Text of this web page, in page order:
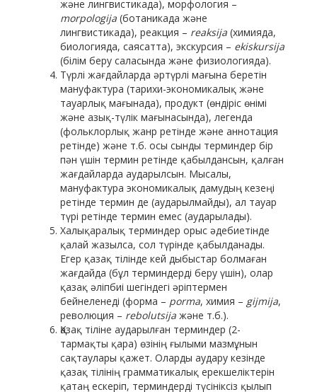
және лингвистикада), морфология –
morpologija (ботаникада және
лингвистикада), реакция – reaksija (химияда,
биологияда, саясатта), экскурсия – ekiskursija
(білім беру саласында және физиологияда).
Түрлі жағдайларда әртүрлі мағына беретін
мануфактура (тарихи-экономикалық және
тауарлық мағынада), продукт (өндіріс өнімі
және азық-түлік мағынасында), легенда
(фольклорлық жанр ретінде және аннотация
ретінде) және т.б. осы сынды терминдер бір
пән үшін термин ретінде қабылдансын, қалған
жағдайларда аударылсын. Мысалы,
мануфактура экономикалық дамудың кезеңі
ретінде термин де (аударылмайды), ал тауар
түрі ретінде термин емес (аударылады).
Халықаралық терминдер орыс әдебиетінде
қалай жазылса, сол түрінде қабылданады.
Егер қазақ тілінде кей дыбыстар болмаған
жағдайда (бұл терминдерді беру үшін), олар
қазақ әліпбиі шегіндегі әріптермен
бейнеленеді (форма – porma, химия – gijmija,
революция – rebolutsija және т.б.).
Қазақ тіліне аударылған терминдер (2-
тармақты қара) өзінің ғылыми мазмұнын
сақтаулары қажет. Оларды аудару кезінде
қазақ тілінің грамматикалық ерекшеліктерін
қатаң ескеріп, терминдерді түсініксіз қылып